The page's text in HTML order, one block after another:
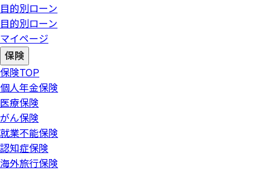
目的別ローン
目的別ローン
マイページ
保険
保険TOP
個人年金保険
医療保険
がん保険
就業不能保険
認知症保険
海外旅行保険